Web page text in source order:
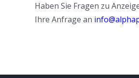
Haben Sie Fragen zu
Ihre Anfrage an